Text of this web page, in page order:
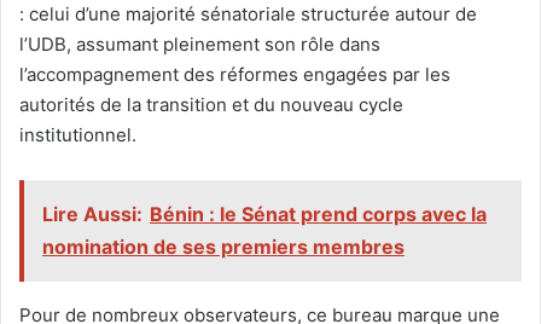
: celui d’une majorité sénatoriale structurée autour de
l’UDB, assumant pleinement son rôle dans
l’accompagnement des réformes engagées par les
autorités de la transition et du nouveau cycle
institutionnel.
Lire Aussi: Bénin : le Sénat prend corps avec la
nomination de ses premiers membres‎
Pour de nombreux observateurs, ce bureau marque une